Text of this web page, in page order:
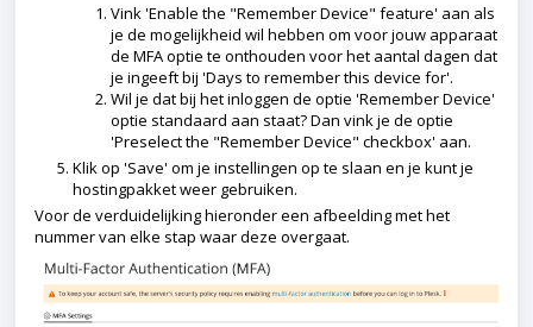
Vink 'Enable the "Remember Device" feature' aan als
je de mogelijkheid wil hebben om voor jouw apparaat
de MFA optie te onthouden voor het aantal dagen dat
je ingeeft bij 'Days to remember this device for'.
Wil je dat bij het inloggen de optie 'Remember Device'
optie standaard aan staat? Dan vink je de optie
'Preselect the "Remember Device" checkbox' aan.
Klik op 'Save' om je instellingen op te slaan en je kunt je
hostingpakket weer gebruiken.
Voor de verduidelijking hieronder een afbeelding met het
nummer van elke stap waar deze overgaat.